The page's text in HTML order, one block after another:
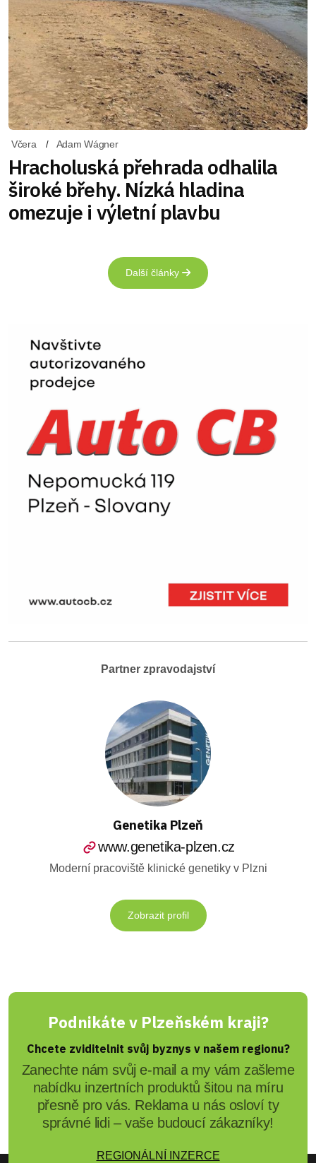
Včera Adam Wágner
Hracholuská přehrada odhalila
široké břehy. Nízká hladina
omezuje i výletní plavbu
Další články
Partner zpravodajství
Genetika Plzeň
www.genetika-plzen.cz
Moderní pracoviště klinické genetiky v Plzni
Zobrazit profil
Podnikáte v Plzeňském kraji?
Chcete zviditelnit svůj byznys v našem regionu?
Zanechte nám svůj e-mail a my vám zašleme
nabídku inzertních produktů šitou na míru
přesně pro vás. Reklama u nás osloví ty
správné lidi – vaše budoucí zákazníky!
REGIONÁLNÍ INZERCE